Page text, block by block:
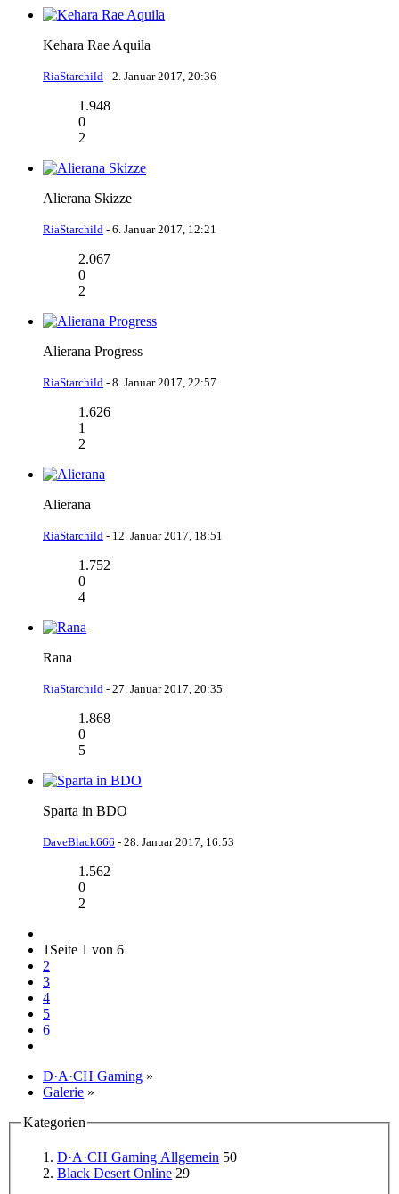
Kehara Rae Aquila
RiaStarchild - 2. Januar 2017, 20:36
1.948
0
2
Alierana Skizze
RiaStarchild - 6. Januar 2017, 12:21
2.067
0
2
Alierana Progress
RiaStarchild - 8. Januar 2017, 22:57
1.626
1
2
Alierana
RiaStarchild - 12. Januar 2017, 18:51
1.752
0
4
Rana
RiaStarchild - 27. Januar 2017, 20:35
1.868
0
5
Sparta in BDO
DaveBlack666 - 28. Januar 2017, 16:53
1.562
0
2
1 Seite 1 von 6
2
3
4
5
6
D·A·CH Gaming »
Galerie »
Kategorien
D·A·CH Gaming Allgemein 50
Black Desert Online 29